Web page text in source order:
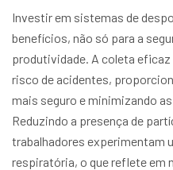
Investir em sistemas de
benefícios, não só para a
produtividade. A coleta
risco de acidentes,
mais seguro e minimizando
Reduzindo a presença de
trabalhadores experimentam
respiratória, o que reflete em